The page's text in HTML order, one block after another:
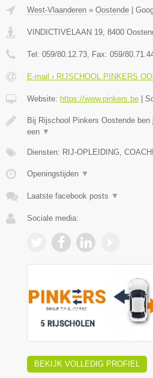
West-Vlaanderen » Oostende
VINDICTIVELAAN 19, 8400
Tel: 059/80.12.73, Fax: 059/
E-mail › RIJSCHOOL PINKERS
Website: https://www.pinkers.be
Bij Rijschool Pinkers Oostende
een ▼
Diensten: RIJ-OPLEIDING,
Openingstijden ▼
Laatste facebook posts ▼
Sociale media:
BEKIJK VOLLEDIG PROFIEL